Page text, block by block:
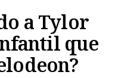
a Tylor
que